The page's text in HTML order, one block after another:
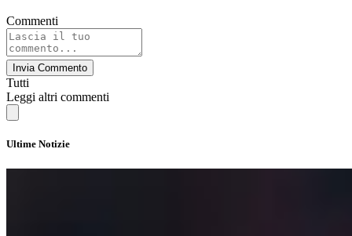
Commenti
Invia Commento
Tutti
Leggi altri commenti
Ultime Notizie